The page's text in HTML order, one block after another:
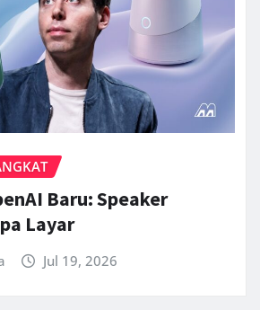
Baru: Speaker
Layar
Jul 19, 2026